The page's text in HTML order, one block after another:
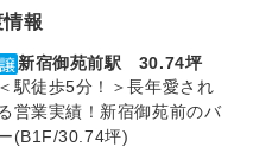
報
新宿御苑前駅 30.74坪
＜駅徒歩5分！＞長年愛され
営業実績！新宿御苑前のバ
(B1F/30.74坪)